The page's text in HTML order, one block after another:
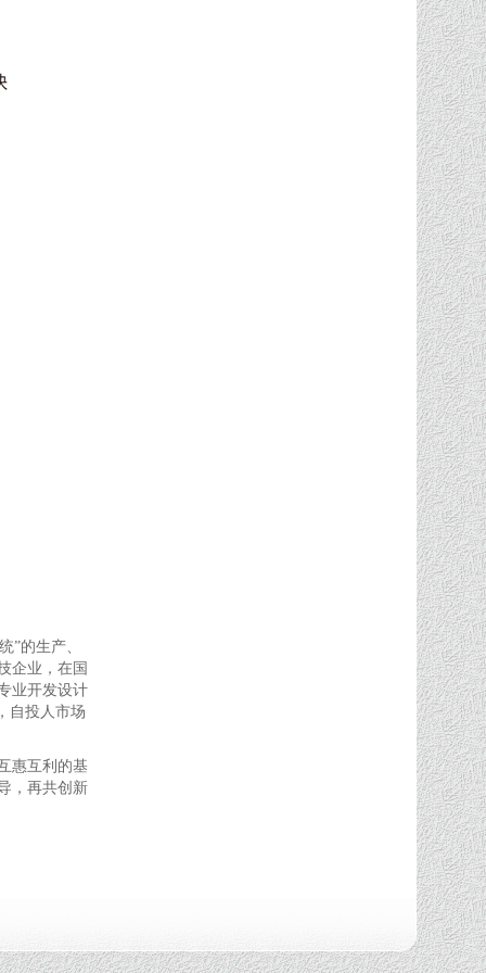
”的生产、
企业，在国
业开发设计
自投人市场
惠互利的基
，再共创新